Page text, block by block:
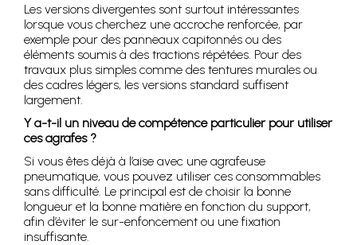
Les versions divergentes sont surtout intéressantes
lorsque vous cherchez une accroche renforcée, par
exemple pour des panneaux capitonnés ou des
éléments soumis à des tractions répétées. Pour des
travaux plus simples comme des tentures murales ou
des cadres légers, les versions standard suffisent
largement.
Y a-t-il un niveau de compétence particulier pour utiliser
ces agrafes ?
Si vous êtes déjà à l’aise avec une agrafeuse
pneumatique, vous pouvez utiliser ces consommables
sans difficulté. Le principal est de choisir la bonne
longueur et la bonne matière en fonction du support,
afin d’éviter le sur-enfoncement ou une fixation
insuffisante.